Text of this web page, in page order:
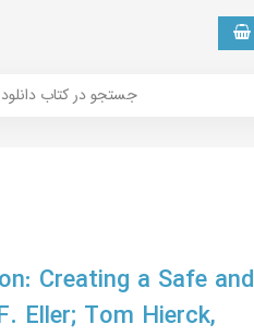
SEARCH جستجو در کتاب دانلود
Creating a Safe and
Eller; Tom Hierck,